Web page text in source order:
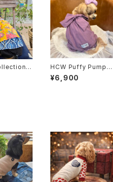
–
HCW Puffy Pumpkin
Pants / 3 color
¥6,900